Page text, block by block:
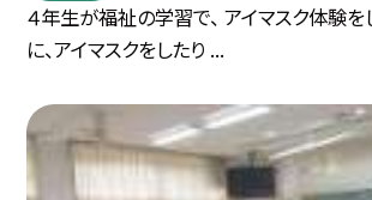
４年生が福祉の学習で、 アイマスク体験を
に、アイマスクをしたり ...